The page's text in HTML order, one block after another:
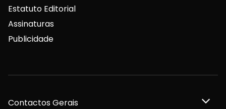
Estatuto Editorial
Assinaturas
Publicidade
Contactos Gerais